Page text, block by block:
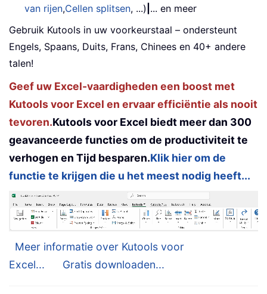
van rijen,Cellen splitsen, ...) ... en meer
Gebruik Kutools in uw voorkeurstaal – ondersteunt
Engels, Spaans, Duits, Frans, Chinees en 40+ andere
talen!
Geef uw Excel-vaardigheden een boost met
Kutools voor Excel en ervaar efficiëntie als nooit
tevoren.Kutools voor Excel biedt meer dan 300
geavanceerde functies om de productiviteit te
verhogen en Tijd besparen.Klik hier om de
functie te krijgen die u het meest nodig heeft...
Meer informatie over Kutools voor
Excel...
Gratis downloaden...